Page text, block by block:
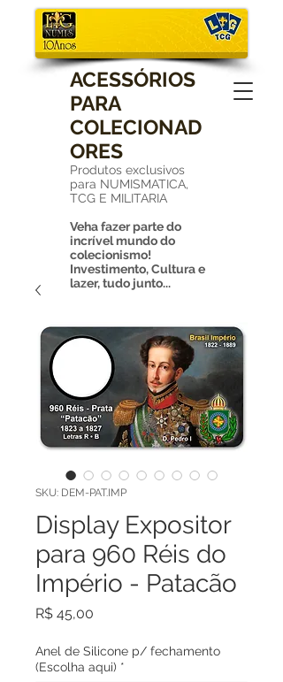
ACESSÓRIOS
PARA
COLECIONAD
ORES
Produtos exclusivos
para NUMISMATICA,
TCG E MILITARIA
Veha fazer parte do
incrível mundo do
colecionismo!
Investimento, Cultura e
lazer, tudo junto...
SKU: DEM-PAT.IMP
Display Expositor
para 960 Réis do
Império - Patacão
R$ 45,00
Anel de Silicone p/ fechamento
(Escolha aqui) *